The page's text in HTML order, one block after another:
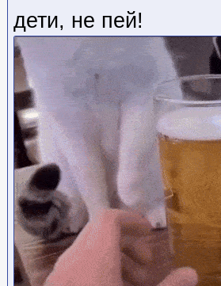
дети, не пей!